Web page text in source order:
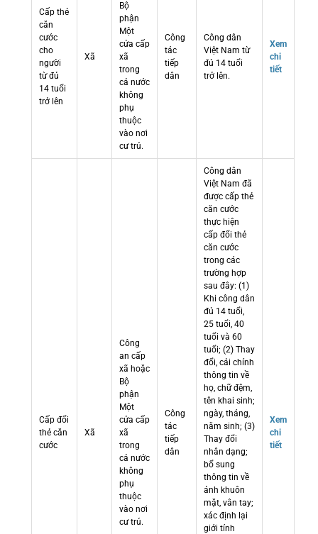
Cấp thẻ
căn
cước
cho
người
từ đủ
14 tuổi
trở lên
Xã
Bộ
phận
Một
cửa cấp
xã
trong
cả nước
không
phụ
thuộc
vào nơi
cư trú.
Công
tác
tiếp
dân
Công dân
Việt Nam từ
đủ 14 tuổi
trở lên.
Xem
chi
tiết
Cấp đổi
thẻ căn
cước
Xã
Công
an cấp
xã hoặc
Bộ
phận
Một
cửa cấp
xã
trong
cả nước
không
phụ
thuộc
vào nơi
cư trú.
Công
tác
tiếp
dân
Công dân
Việt Nam đã
được cấp thẻ
căn cước
thực hiện
cấp đổi thẻ
căn cước
trong các
trường hợp
sau đây: (1)
Khi công dân
đủ 14 tuổi,
25 tuổi, 40
tuổi và 60
tuổi; (2) Thay
đổi, cải chính
thông tin về
họ, chữ đệm,
tên khai sinh;
ngày, tháng,
năm sinh; (3)
Thay đổi
nhân dạng;
bổ sung
thông tin về
ảnh khuôn
mặt, vân tay;
xác định lại
giới tính
Xem
chi
tiết